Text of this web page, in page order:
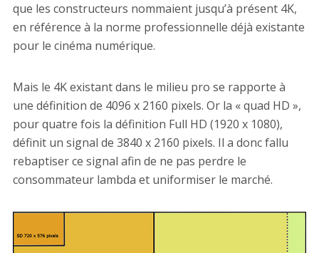
que les constructeurs nommaient jusqu’à présent 4K,
en référence à la norme professionnelle déjà existante
pour le cinéma numérique.
Mais le 4K existant dans le milieu pro se rapporte à
une définition de 4096 x 2160 pixels. Or la « quad HD »,
pour quatre fois la définition Full HD (1920 x 1080),
définit un signal de 3840 x 2160 pixels. Il a donc fallu
rebaptiser ce signal afin de ne pas perdre le
consommateur lambda et uniformiser le marché.